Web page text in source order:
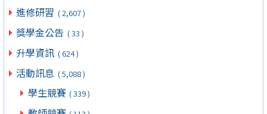
進修研習 ( 2,607 )
獎學金公告 ( 33 )
升學資訊 ( 624 )
活動訊息 ( 5,088 )
學生競賽 ( 339 )